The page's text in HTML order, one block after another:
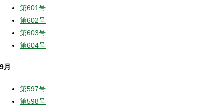
第601号
第602号
第603号
第604号
9月
第597号
第598号